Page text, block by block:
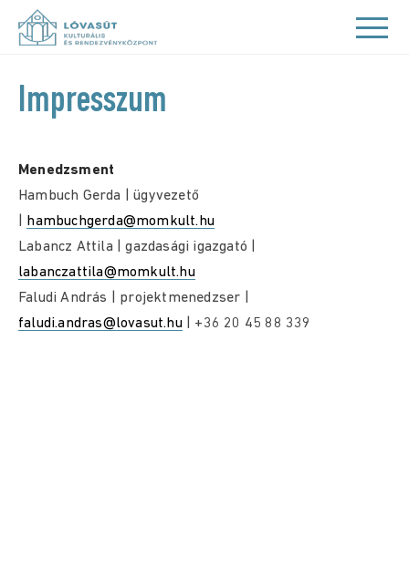
Impresszum
Menedzsment
Hambuch Gerda | ügyvezető
hambuchgerda@momkult.hu
Labancz Attila | gazdasági igazgató |
labanczattila@momkult.hu
Faludi András | projektmenedzser |
faludi.andras@lovasut.hu| +36 20 45 88 339